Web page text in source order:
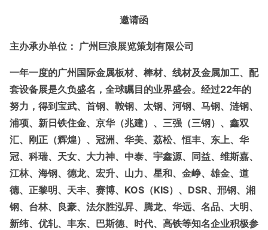
邀请函
主办承办单位： 广州巨浪展览策划有限公司
一年一度的广州国际金属板材、棒材、线材及金属加工、配
套设备展是久负盛名，全球瞩目的业界盛会。经过22年的
努力，得到宝武、首钢、鞍钢、太钢、河钢、马钢、涟钢、
浦项、新日铁住金、京华（兆建）、三强（三钢）、鑫双
汇、刚正（辉煌）、冠洲、华美、荔松、恒丰、东上、华
冠、科瑞、天女、大力神、中泰、宇鑫源、同益、维斯嘉、
江林、海钢、德龙、宏升、山力、星和、金峥、雄金、道
德、正黎明、天丰、赛博、KOS（KIS）、DSR、邢钢、湘
钢、台林、良豪、法尔胜泓昇、腾龙、华远、名品、大明、
新纬、优轧、丰东、巴斯德、时代、高铁等知名企业积极参